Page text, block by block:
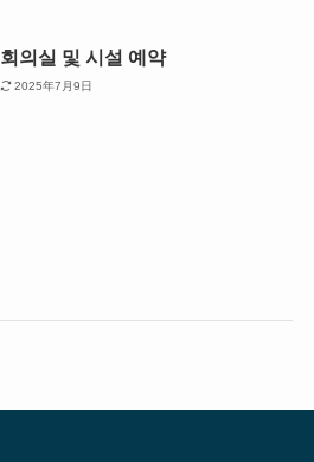
회의실 및 시설 예약
2025年7月9日